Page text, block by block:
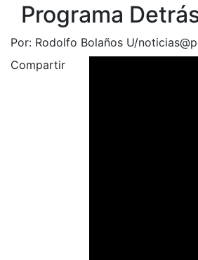
Programa
Por: Rodolfo Bolaños U/
Compartir